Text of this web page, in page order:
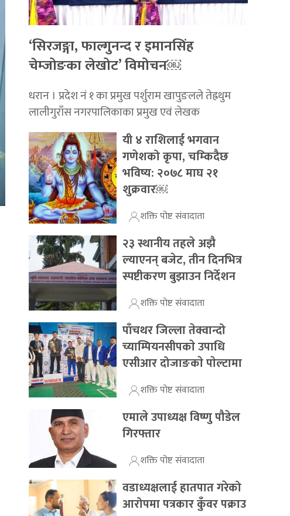
‘सिरजङ्गा, फाल्गुनन्द र इमानसिंह
चेम्जोङका लेखोट’ विमोचन￼
धरान । प्रदेश नं १ का प्रमुख पर्शुराम खापुङलले तेह्रथुम
लालीगुराँस नगरपालिकाका प्रमुख एवं लेखक
यी ४ राशिलाई भगवान
गणेशको कृपा, चम्किदैछ
भविष्य: २०७८ माघ २१
शुक्रवार￼
शक्ति पोष्ट संवादाता
२३ स्थानीय तहले अझै
ल्याएनन् बजेट, तीन दिनभित्र
स्पष्टीकरण बुझाउन निर्देशन
शक्ति पोष्ट संवादाता
पाँचथर जिल्ला तेक्वान्दो
च्याम्पियनसीपकाे उपाधि
एसीआर दोजाङकाे पाेल्टामा
शक्ति पोष्ट संवादाता
एमाले उपाध्यक्ष विष्णु पौडेल
गिरफ्तार
शक्ति पोष्ट संवादाता
वडाध्यक्षलाई हातपात गरेको
आरोपमा पत्रकार कुँवर पक्राउ